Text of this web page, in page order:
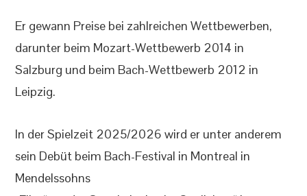
Er gewann Preise bei zahlreichen Wettbewerben,
darunter beim Mozart-Wettbewerb 2014 in
Salzburg und beim Bach-Wettbewerb 2012 in
Leipzig.
In der Spielzeit 2025/2026 wird er unter anderem
sein Debüt beim Bach-Festival in Montreal in
Mendelssohns